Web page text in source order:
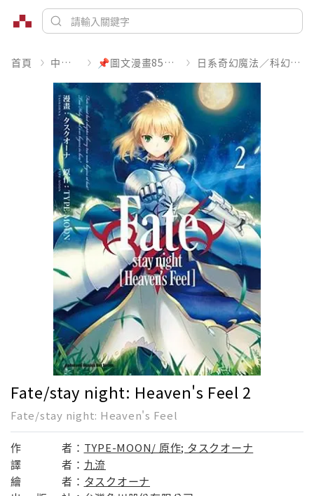
首頁 中文書 📌圖文漫畫85折起 日系奇幻魔法／科幻冒險
Fate/stay night: Heaven's Feel 2
Fate/stay night: Heaven's Feel
作 者： TYPE-MOON/ 原作; タスクオーナ
譯
者： 九流
繪
者： タスクオーナ